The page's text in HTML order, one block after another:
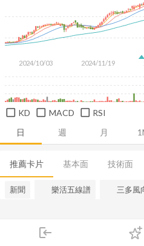
login
下單
日 週 月
2024/10/03 2024/11/19
KD MACD RSI
推薦卡片 基本面 技術面
新聞 樂活五線譜 三多風